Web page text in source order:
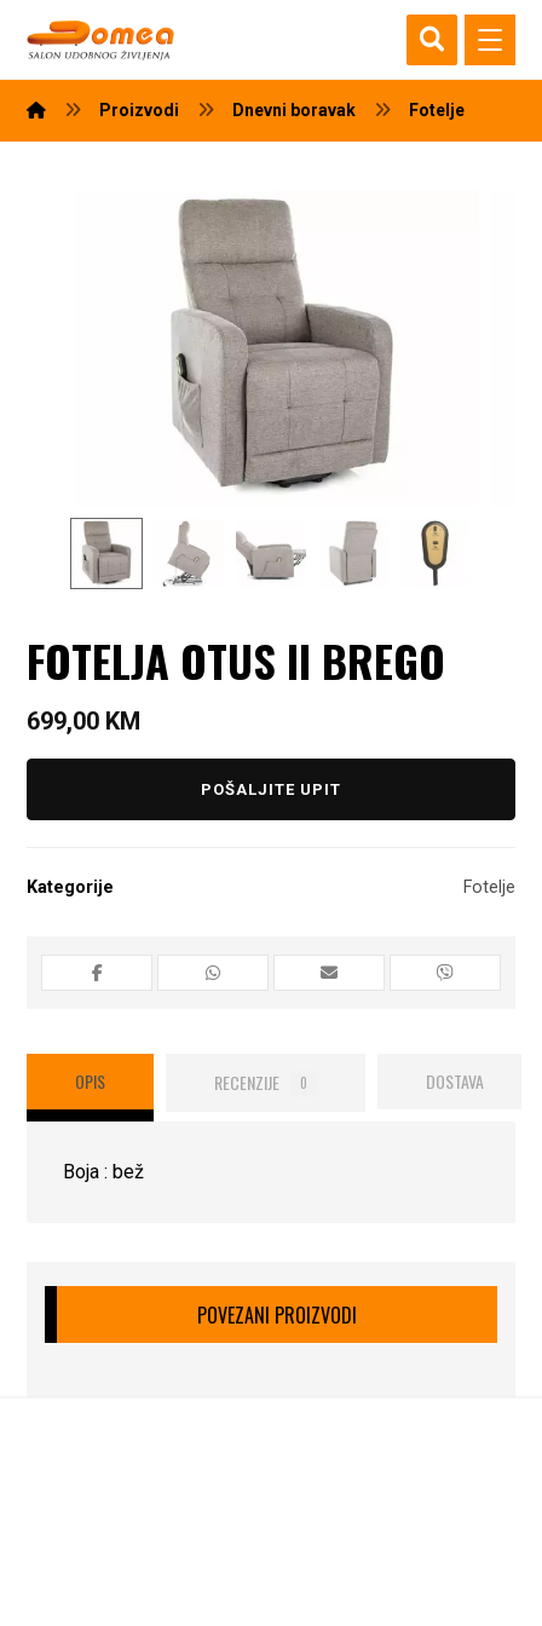
Proizvodi Dnevni boravak Fotelje
FOTELJA OTUS II BREGO
699,00 KM
POŠALJITE UPIT
Kategorije Fotelje
OPIS RECENZIJE 0 DOSTAVA
Boja : bež
POVEZANI PROIZVODI